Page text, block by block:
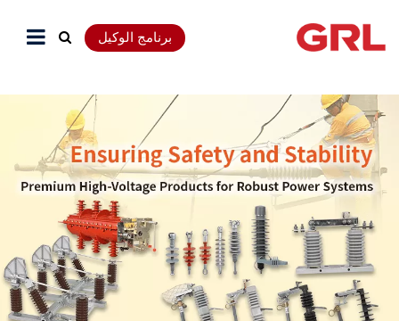
برنامج الوكيل